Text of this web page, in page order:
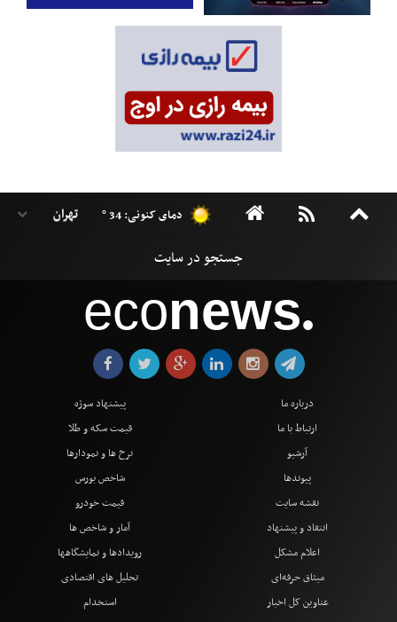
دمای کنونی: 34 °
econews●
درباره ما
ارتباط با ما
آرشیو
پیوندها
نقشه سایت
انتقاد و پیشنهاد
اعلام مشکل
میثاق حرفه‌ای
پیشنهاد سوژه
قیمت سکه و طلا
نرخ ها و نمودارها
شاخص بورس
قیمت خودرو
آمار و شاخص ها
رویدادها و نمایشگاهها
تحلیل های اقتصادی
عناوین کل اخبار
استخدام